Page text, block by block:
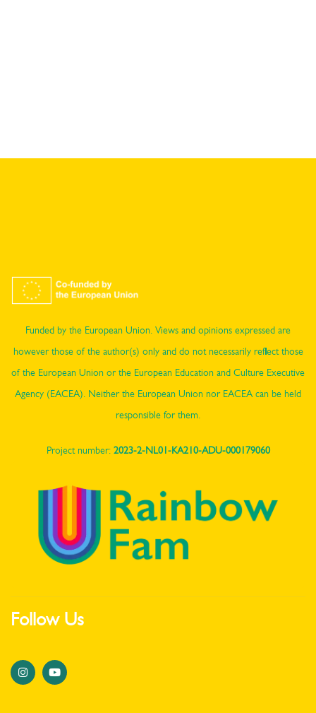
Funded by the European Union. Views and opinions expressed are
however those of the author(s) only and do not necessarily reflect those
of the European Union or the European Education and Culture Executive
Agency (EACEA). Neither the European Union nor EACEA can be held
responsible for them.
Project number:2023-2-NL01-KA210-ADU-000179060
Follow Us